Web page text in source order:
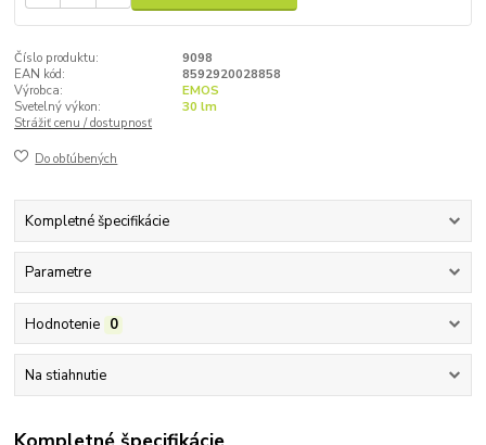
Číslo produktu:
9098
EAN kód:
8592920028858
Výrobca:
EMOS
Svetelný výkon:
30 lm
Strážiť cenu / dostupnosť
Do obľúbených
Kompletné špecifikácie
Parametre
Hodnotenie 0
Na stiahnutie